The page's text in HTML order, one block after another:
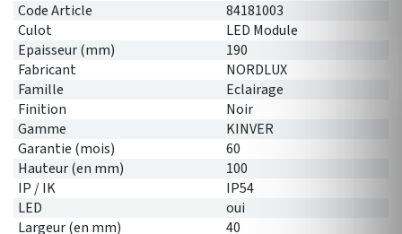
Code Article
84181003
Culot
LED Module
Epaisseur (mm)
190
Fabricant
NORDLUX
Famille
Eclairage
Finition
Noir
Gamme
KINVER
Garantie (mois)
60
Hauteur (en mm)
100
IP / IK
IP54
LED
oui
Largeur (en mm)
40